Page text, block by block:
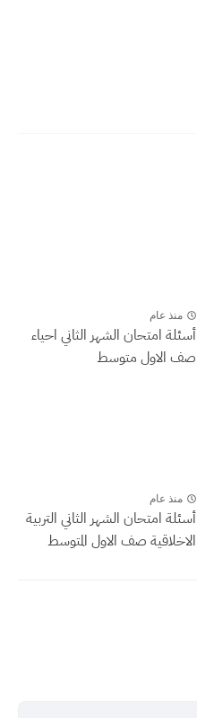
منذ عام
أسئلة امتحان الشهر الثاني احياء
صف الاول متوسط
منذ عام
أسئلة امتحان الشهر الثاني التربية
الاخلاقية صف الاول المتوسط